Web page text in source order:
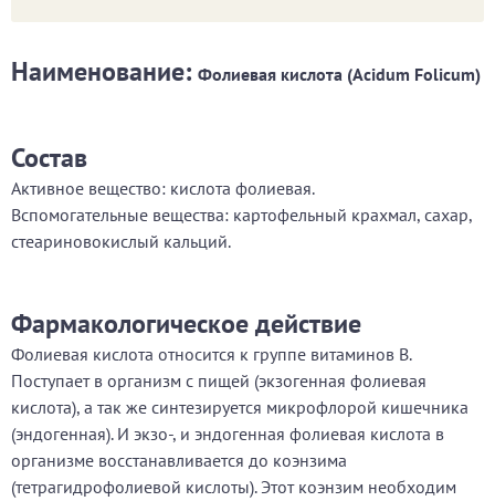
Наименование: Фолиевая кислота (Acidum Folicum)
Состав
Активное вещество: кислота фолиевая.
Вспомогательные вещества: картофельный крахмал, сахар,
стеариновокислый кальций.
Фармакологическое действие
Фолиевая кислота относится к группе витаминов В.
Поступает в организм с пищей (экзогенная фолиевая
кислота), а так же синтезируется микрофлорой кишечника
(эндогенная). И экзо-, и эндогенная фолиевая кислота в
организме восстанавливается до коэнзима
(тетрагидрофолиевой кислоты). Этот коэнзим необходим